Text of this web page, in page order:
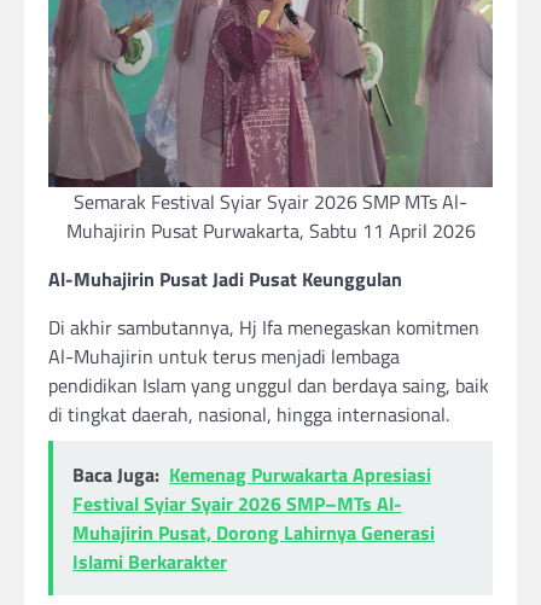
Semarak Festival Syiar Syair 2026 SMP MTs Al-
Muhajirin Pusat Purwakarta, Sabtu 11 April 2026
Al-Muhajirin Pusat Jadi Pusat Keunggulan
Di akhir sambutannya, Hj Ifa menegaskan komitmen
Al-Muhajirin untuk terus menjadi lembaga
pendidikan Islam yang unggul dan berdaya saing, baik
di tingkat daerah, nasional, hingga internasional.
Baca Juga: Kemenag Purwakarta Apresiasi
Festival Syiar Syair 2026 SMP–MTs Al-
Muhajirin Pusat, Dorong Lahirnya Generasi
Islami Berkarakter